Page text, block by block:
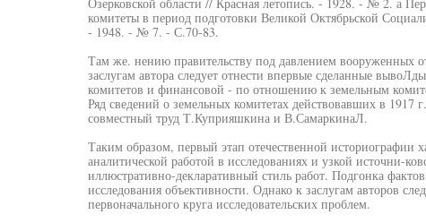
комитеты в период подготовки Великой Октябрьской
- 1948. - № 7. - С.70-83.
Там же. нению правительству под давлением вооруженных
заслугам автора следует отнести впервые сделанные
комитетов и финансовой - по отношению к земельным
Ряд сведений о земельных комитетах действовавших в
совместный труд Т.Куприяшкина и В.СамаркинаЛ.
Таким образом, первый этап отечественной историографии
аналитической работой в исследованиях и узкой источни-
иллюстративно-декларативный стиль работ. Подгонка
исследования объективности. Однако к заслугам авторов
первоначального круга исследовательских проблем.